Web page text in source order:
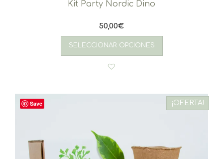
Kit Party Nordic Dino
50,00€
SELECCIONAR OPCIONES
Save ¡OFERTA!